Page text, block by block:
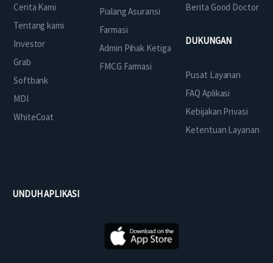
Cerita Kami
Tentang kami
Investor
Grab
Softbank
MDI
WhiteCoat
Pialang Asuransi
Farmasi
Admin Pihak Ketiga
FMCG Farmasi
Berita Good Doctor
DUKUNGAN
Pusat Layanan
FAQ Aplikasi
Kebijakan Privasi
Ketentuan Layanan
UNDUH APLIKASI